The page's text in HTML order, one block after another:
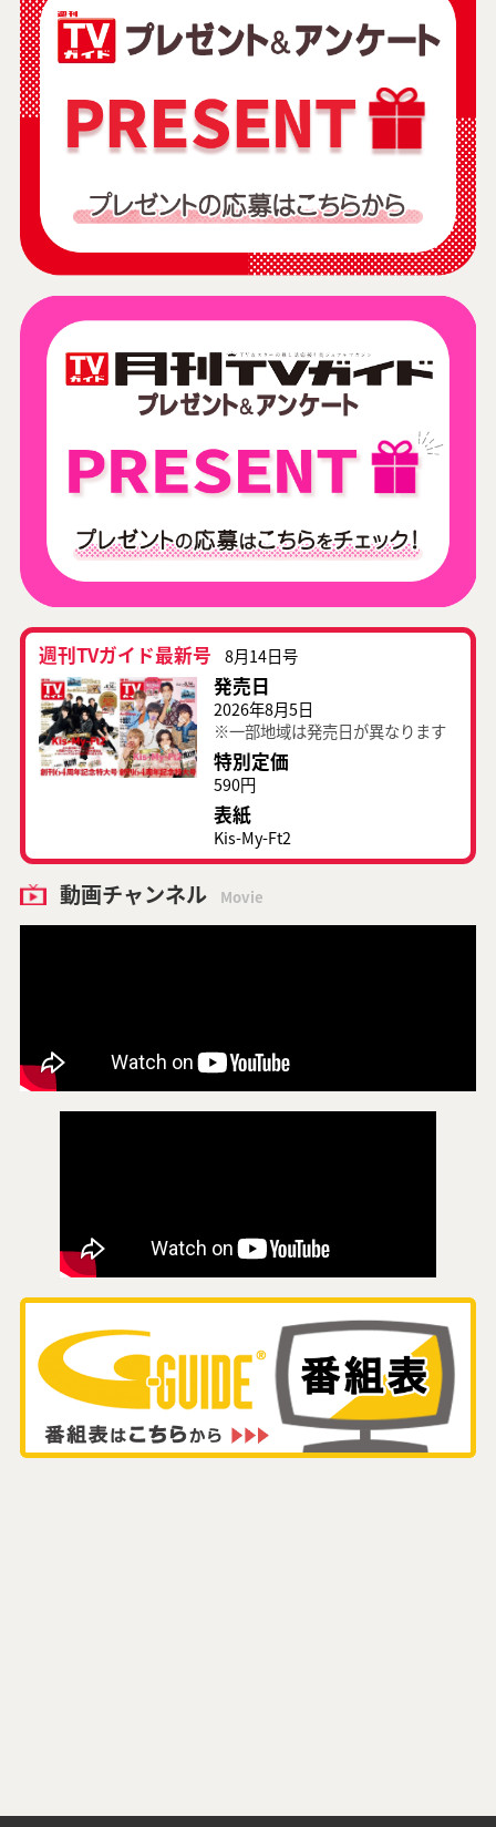
週刊TVガイド最新号 8月14日号
発売日
2026年8月5日
※一部地域は発売日が異なります
特別定価
590円
表紙
Kis-My-Ft2
動画チャンネル Movie